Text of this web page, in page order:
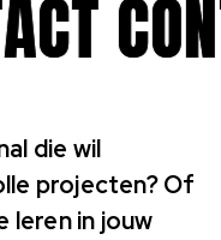
die wil
projecten? Of
leren in jouw